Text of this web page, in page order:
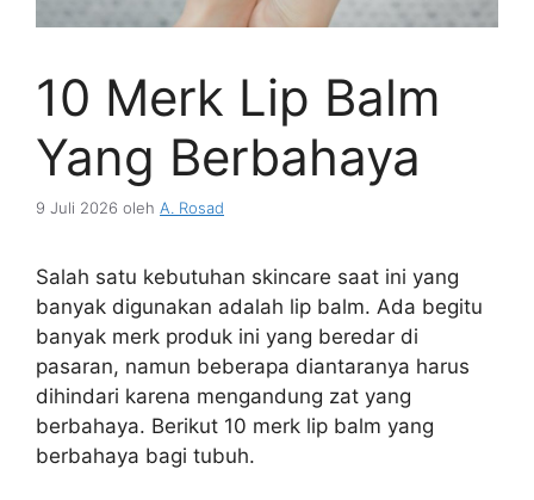
10 Merk Lip Balm
Yang Berbahaya
9 Juli 2026 oleh A. Rosad
Salah satu kebutuhan skincare saat ini yang
banyak digunakan adalah lip balm. Ada begitu
banyak merk produk ini yang beredar di
pasaran, namun beberapa diantaranya harus
dihindari karena mengandung zat yang
berbahaya. Berikut 10 merk lip balm yang
berbahaya bagi tubuh.